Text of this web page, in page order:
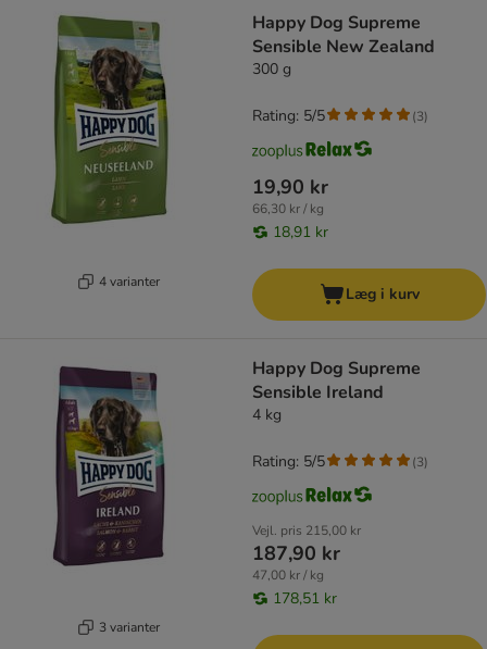
4 varianter
Happy Dog Supreme
Sensible New Zealand
300 g
19,90 kr
66,30 kr / kg
18,91 kr
Rating: 5/5 (3)
Læg i kurv
3 varianter
Happy Dog Supreme
Sensible Ireland
4 kg
Vejl. pris 215,00 kr
187,90 kr
47,00 kr / kg
178,51 kr
Rating: 5/5 (3)